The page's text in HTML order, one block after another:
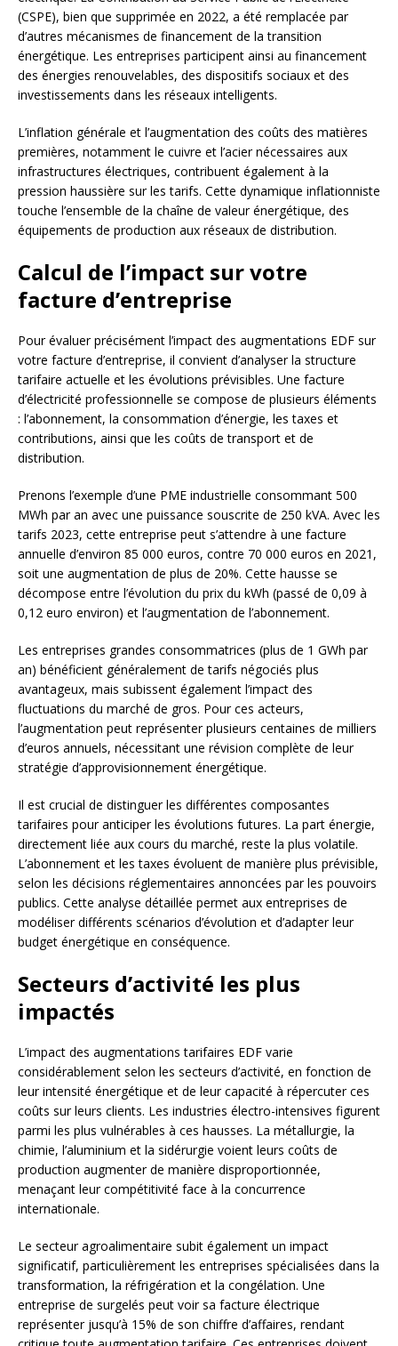
(CSPE), bien que supprimée en 2022, a été remplacée par
d’autres mécanismes de financement de la transition
énergétique. Les entreprises participent ainsi au financement
des énergies renouvelables, des dispositifs sociaux et des
investissements dans les réseaux intelligents.
L’inflation générale et l’augmentation des coûts des matières
premières, notamment le cuivre et l’acier nécessaires aux
infrastructures électriques, contribuent également à la
pression haussière sur les tarifs. Cette dynamique inflationniste
touche l’ensemble de la chaîne de valeur énergétique, des
équipements de production aux réseaux de distribution.
Calcul de l’impact sur votre
facture d’entreprise
Pour évaluer précisément l’impact des augmentations EDF sur
votre facture d’entreprise, il convient d’analyser la structure
tarifaire actuelle et les évolutions prévisibles. Une facture
d’électricité professionnelle se compose de plusieurs éléments
: l’abonnement, la consommation d’énergie, les taxes et
contributions, ainsi que les coûts de transport et de
distribution.
Prenons l’exemple d’une PME industrielle consommant 500
MWh par an avec une puissance souscrite de 250 kVA. Avec les
tarifs 2023, cette entreprise peut s’attendre à une facture
annuelle d’environ 85 000 euros, contre 70 000 euros en 2021,
soit une augmentation de plus de 20%. Cette hausse se
décompose entre l’évolution du prix du kWh (passé de 0,09 à
0,12 euro environ) et l’augmentation de l’abonnement.
Les entreprises grandes consommatrices (plus de 1 GWh par
an) bénéficient généralement de tarifs négociés plus
avantageux, mais subissent également l’impact des
fluctuations du marché de gros. Pour ces acteurs,
l’augmentation peut représenter plusieurs centaines de milliers
d’euros annuels, nécessitant une révision complète de leur
stratégie d’approvisionnement énergétique.
Il est crucial de distinguer les différentes composantes
tarifaires pour anticiper les évolutions futures. La part énergie,
directement liée aux cours du marché, reste la plus volatile.
L’abonnement et les taxes évoluent de manière plus prévisible,
selon les décisions réglementaires annoncées par les pouvoirs
publics. Cette analyse détaillée permet aux entreprises de
modéliser différents scénarios d’évolution et d’adapter leur
budget énergétique en conséquence.
Secteurs d’activité les plus
impactés
L’impact des augmentations tarifaires EDF varie
considérablement selon les secteurs d’activité, en fonction de
leur intensité énergétique et de leur capacité à répercuter ces
coûts sur leurs clients. Les industries électro-intensives figurent
parmi les plus vulnérables à ces hausses. La métallurgie, la
chimie, l’aluminium et la sidérurgie voient leurs coûts de
production augmenter de manière disproportionnée,
menaçant leur compétitivité face à la concurrence
internationale.
Le secteur agroalimentaire subit également un impact
significatif, particulièrement les entreprises spécialisées dans la
transformation, la réfrigération et la congélation. Une
entreprise de surgelés peut voir sa facture électrique
représenter jusqu’à 15% de son chiffre d’affaires, rendant